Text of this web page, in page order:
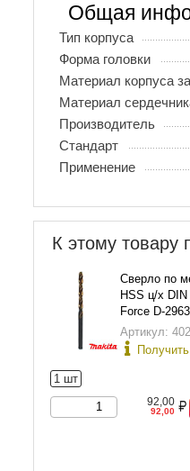
Общая
Тип корпуса
Форма головки
Материал корпуса
Материал
Производитель
Стандарт
Применение
К этому товару
Сверло по
HSS ц/х
Force D-
Артикул:
1 шт
92,00
92,00